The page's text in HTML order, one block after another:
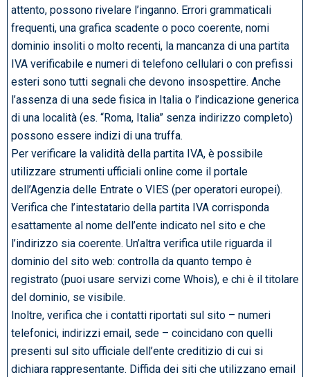
attento, possono rivelare l’inganno. Errori grammaticali
frequenti, una grafica scadente o poco coerente, nomi
dominio insoliti o molto recenti, la mancanza di una partita
IVA verificabile e numeri di telefono cellulari o con prefissi
esteri sono tutti segnali che devono insospettire. Anche
l’assenza di una sede fisica in Italia o l’indicazione generica
di una località (es. “Roma, Italia” senza indirizzo completo)
possono essere indizi di una truffa.
Per verificare la validità della partita IVA, è possibile
utilizzare strumenti ufficiali online come il portale
dell’Agenzia delle Entrate o VIES (per operatori europei).
Verifica che l’intestatario della partita IVA corrisponda
esattamente al nome dell’ente indicato nel sito e che
l’indirizzo sia coerente. Un’altra verifica utile riguarda il
dominio del sito web: controlla da quanto tempo è
registrato (puoi usare servizi come Whois), e chi è il titolare
del dominio, se visibile.
Inoltre, verifica che i contatti riportati sul sito – numeri
telefonici, indirizzi email, sede – coincidano con quelli
presenti sul sito ufficiale dell’ente creditizio di cui si
dichiara rappresentante. Diffida dei siti che utilizzano email